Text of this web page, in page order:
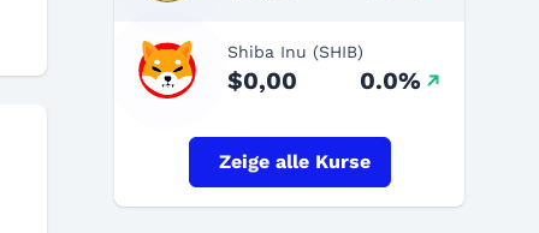
Shiba Inu (SHIB)
$0,00 0.0%
Zeige alle Kurse